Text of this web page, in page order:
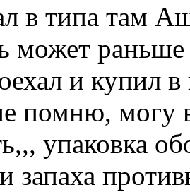
в типа там
может
и купил
помню, могу
упаковка
запаха